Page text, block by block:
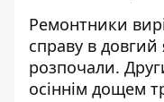
Ремонтники
справу в
розпочали.
осіннім дощем